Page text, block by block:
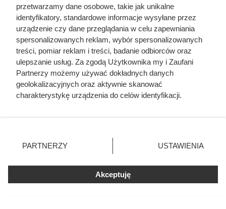
Kawa z Lidla lepsza niż Lavazza?
Jej smak zaskakuje, a cena to
poezja!
przetwarzamy dane osobowe, takie jak unikalne
identyfikatory, standardowe informacje wysyłane przez
urządzenie czy dane przeglądania w celu zapewniania
spersonalizowanych reklam, wybór spersonalizowanych
treści, pomiar reklam i treści, badanie odbiorców oraz
ulepszanie usług. Za zgodą Użytkownika my i Zaufani
Partnerzy możemy używać dokładnych danych
geolokalizacyjnych oraz aktywnie skanować
charakterystykę urządzenia do celów identyfikacji.
zmienić/wycofać klikając przycisk ustawień prywatności
znajdujący się w lewym dolnym rogu strony
rodzaje przetwarzania danych nie wymagają zgody
użytkownika, ale masz prawo sprzeciwić się takiemu
przetwarzaniu. Preferencje będą miały zastosowania tylko
PARTNERZY USTAWIENIA
Akceptuję